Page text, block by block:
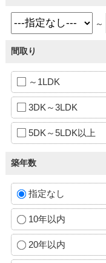
～
間取り
～1LDK
3DK～3LDK
5DK～5LDK以上
築年数
指定なし
10年以内
20年以内